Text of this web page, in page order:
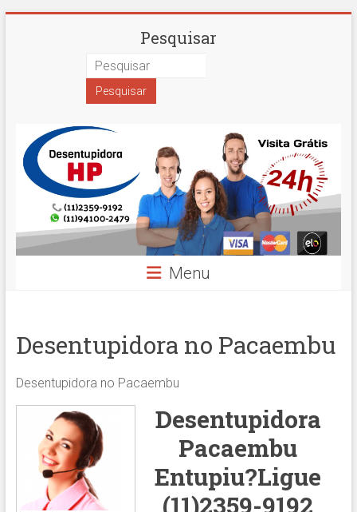
Desentupidora
Paulo
Hidro
Prime
Pesquisar
Menu
Desentupidora no Pacaembu
Desentupidora no Pacaembu
Desentupidora
Pacaembu
Entupiu?Ligue
(11)2359-9192